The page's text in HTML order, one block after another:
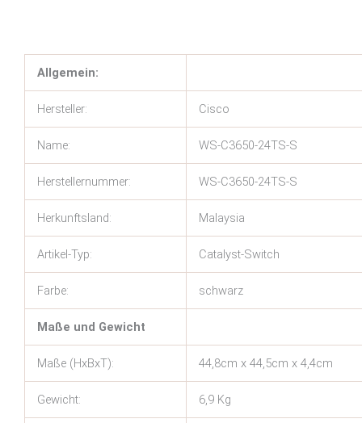
Allgemein:
Hersteller: Cisco
Name: WS-C3650-24TS-S
Herstellernummer: WS-C3650-24TS-S
Herkunftsland: Malaysia
Artikel-Typ: Catalyst-Switch
Farbe: schwarz
Maße und Gewicht
Maße (HxBxT): 44,8cm x 44,5cm x 4,4cm
Gewicht: 6,9 Kg